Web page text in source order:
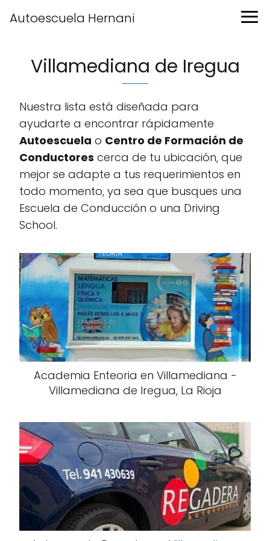
Autoescuela Hernani
Villamediana de Iregua
Nuestra lista está diseñada para
ayudarte a encontrar rápidamente
Autoescuela o Centro de Formación de
Conductores cerca de tu ubicación, que
mejor se adapte a tus requerimientos en
todo momento, ya sea que busques una
Escuela de Conducción o una Driving
School.
Academia Enteoria en Villamediana -
Villamediana de Iregua, La Rioja